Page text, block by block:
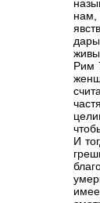
нам,
Рим
И